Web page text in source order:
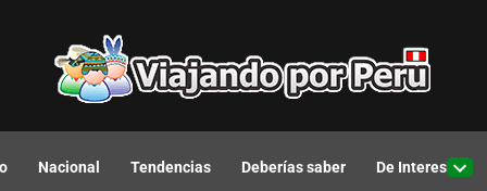
Nacional Tendencias Deberías saber De Interes